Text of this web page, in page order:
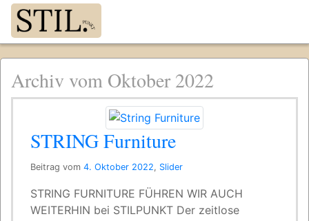
Archiv vom Oktober 2022
STRING Furniture
Beitrag vom 4. Oktober 2022, Slider
STRING FURNITURE FÜHREN WIR AUCH
WEITERHIN bei STILPUNKT Der zeitlose